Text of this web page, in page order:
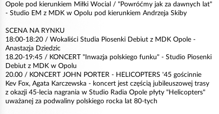
Opole pod kierunkiem Miłki Wocial / "Powróćmy jak za dawnych lat"
- Studio EM z MDK w Opolu pod kierunkiem Andrzeja Skiby
SCENA NA RYNKU
18:00-18:20 / Wokaliści Studia Piosenki Debiut z MDK Opole -
Anastazja Dziedzic
18.20-19:45 / KONCERT "Inwazja polskiego funku" - Studio Piosenki
Debiut z MDK w Opolu
20.00 / KONCERT JOHN PORTER - HELICOPTERS '45 gościnnie
Kev Fox, Agata Karczewska - koncert jest częścią jubileuszowej trasy
z okazji 45-lecia nagrania w Studio Radia Opole płyty "Helicopters"
uważanej za podwaliny polskiego rocka lat 80-tych